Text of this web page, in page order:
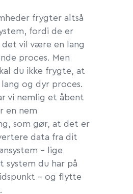
frygter altså
fordi de er
det vil være en lang
proces. Men
du ikke frygte, at
og dyr proces.
vi nemlig et åbent
en nem
som gør, at det er
data fra dit
– lige
system du har på
– og flytte